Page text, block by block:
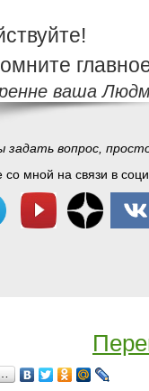
ваша
задать вопрос,
со мной на связи в